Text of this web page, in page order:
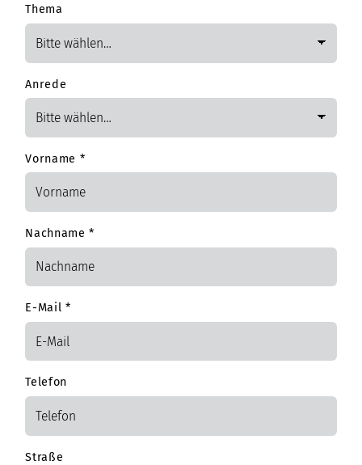
Thema
Anrede
Vorname *
Nachname*
E-Mail *
Telefon
Straße